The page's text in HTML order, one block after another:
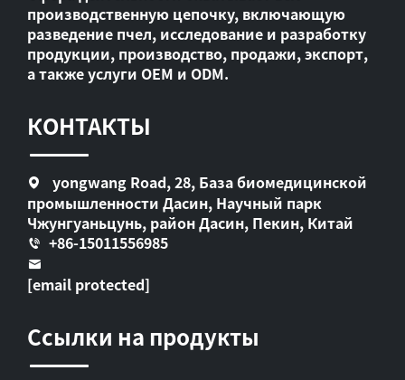
производственную цепочку, включающую
разведение пчел, исследование и разработку
продукции, производство, продажи, экспорт,
а также услуги OEM и ODM.
КОНТАКТЫ
yongwang Road, 28, База биомедицинской
промышленности Дасин, Научный парк
Чжунгуаньцунь, район Дасин, Пекин, Китай
+86-15011556985
[email protected]
Ссылки на продукты